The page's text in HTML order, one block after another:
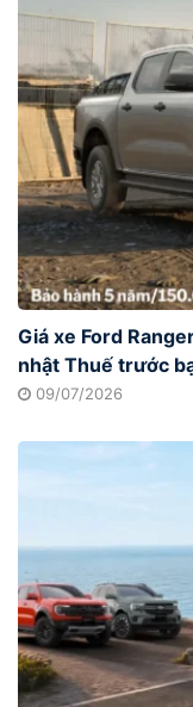
Giá xe Ford
nhật Thuế trước
09/07/2026